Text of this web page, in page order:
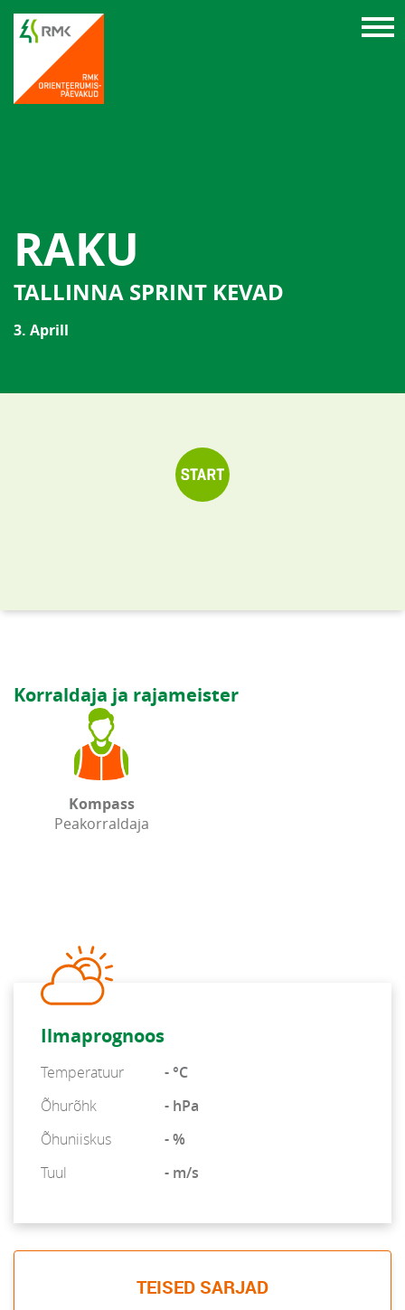
RAKU
TALLINNA SPRINT KEVAD
3. Aprill
Korraldaja ja rajameister
Kompass
Peakorraldaja
Ilmaprognoos
Temperatuur
- °C
Õhurõhk
- hPa
Õhuniiskus
- %
Tuul
- m/s
TEISED SARJAD